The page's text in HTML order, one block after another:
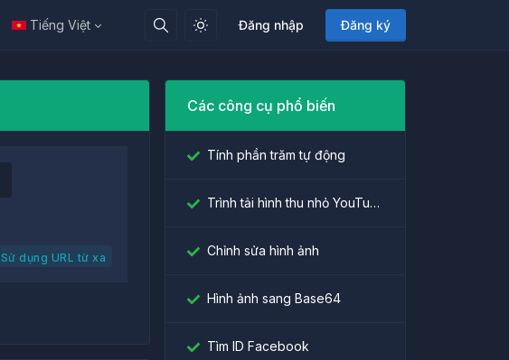
Đăng nhập Đăng ký
Tiếng Việt
Sử dụng URL từ xa
Các công cụ phổ biến
Tính phần trăm tự động
Trình tải hình thu nhỏ YouTube
Chỉnh sửa hình ảnh
Hình ảnh sang Base64
Tìm ID Facebook